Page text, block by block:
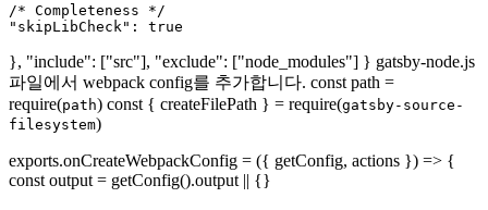
/* Completeness */
}, "include": ["src"], "exclude": ["node_modules"] } gatsby-node.js
파일에서 webpack config를 추가합니다. const path =
require(path) const { createFilePath } = require(gatsby-source-
filesystem)
exports.onCreateWebpackConfig = ({ getConfig, actions }) => {
const output = getConfig().output || {}